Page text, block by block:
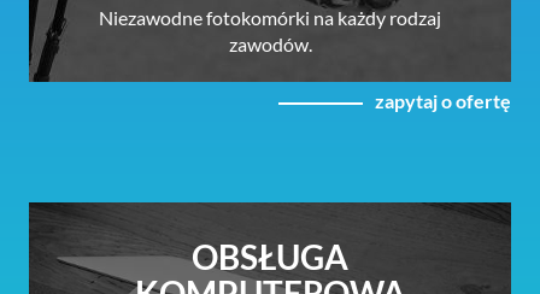
Niezawodne fotokomórki na każdy rodzaj
zawodów.
zapytaj o ofertę
OBSŁUGA